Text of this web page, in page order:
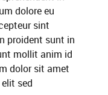
dolore eu
sint
proident sunt in
mollit anim id
dolor sit amet
sed